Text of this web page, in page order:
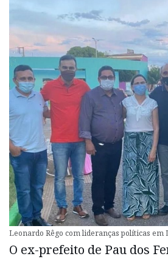
Leonardo Rêgo com lideranças políticas em
O ex-prefeito de Pau dos